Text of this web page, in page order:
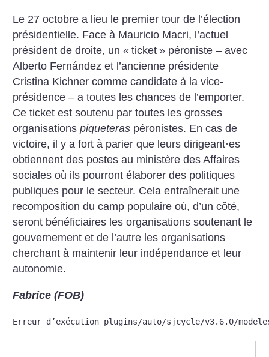
Le 27 octobre a lieu le premier tour de l’élection
présidentielle. Face à Mauricio Macri, l’actuel
président de droite, un « ticket » péroniste – avec
Alberto Fernández et l’ancienne présidente
Cristina Kichner comme candidate à la vice-
présidence – a toutes les chances de l’emporter.
Ce ticket est soutenu par toutes les grosses
organisationspiqueteras péronistes. En cas de
victoire, il y a fort à parier que leurs dirigeant·es
obtiennent des postes au ministère des Affaires
sociales où ils pourront élaborer des politiques
publiques pour le secteur. Cela entraînerait une
recomposition du camp populaire où, d’un côté,
seront bénéficiaires les organisations soutenant le
gouvernement et de l’autre les organisations
cherchant à maintenir leur indépendance et leur
autonomie.
Fabrice (FOB)
Erreur d’exécution plugins/auto/sjcycle/v3.6.0/